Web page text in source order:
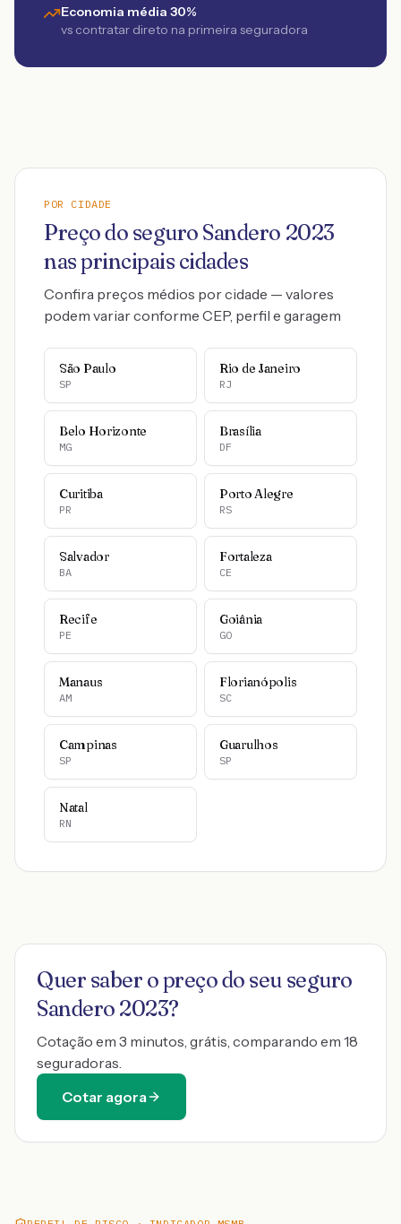
Economia média 30%
vs contratar direto na primeira seguradora
POR CIDADE
Preço do seguro Sandero 2023
nas principais cidades
Confira preços médios por cidade — valores
podem variar conforme CEP, perfil e garagem
São Paulo
SP
Rio de Janeiro
RJ
Belo Horizonte
MG
Brasília
DF
Curitiba
PR
Porto Alegre
RS
Salvador
BA
Fortaleza
CE
Recife
PE
Goiânia
GO
Manaus
AM
Florianópolis
SC
Campinas
SP
Guarulhos
SP
Natal
RN
Quer saber o preço do seu seguro
Sandero 2023?
Cotação em 3 minutos, grátis, comparando em 18
seguradoras.
Cotar agora